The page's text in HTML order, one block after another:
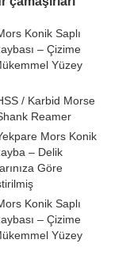
Konik Saplı
– Çizime
Yüzey
/ Karbid Morse
Reamer
Mors Konik
– Delik
Göre
Konik Saplı
– Çizime
Yüzey